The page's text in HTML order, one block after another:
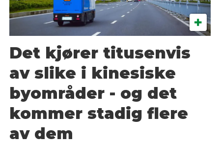
Det kjører titusenvis
av slike i kinesiske
byområder - og det
kommer stadig flere
av dem